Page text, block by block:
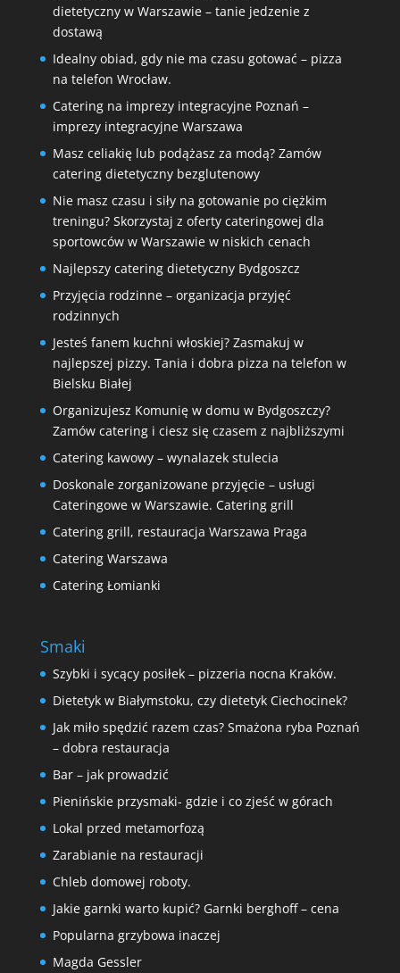
dietetyczny w Warszawie – tanie jedzenie z
dostawą
Idealny obiad, gdy nie ma czasu gotować – pizza
na telefon Wrocław.
Catering na imprezy integracyjne Poznań –
imprezy integracyjne Warszawa
Masz celiakię lub podążasz za modą? Zamów
catering dietetyczny bezglutenowy
Nie masz czasu i siły na gotowanie po ciężkim
treningu? Skorzystaj z oferty cateringowej dla
sportowców w Warszawie w niskich cenach
Najlepszy catering dietetyczny Bydgoszcz
Przyjęcia rodzinne – organizacja przyjęć
rodzinnych
Jesteś fanem kuchni włoskiej? Zasmakuj w
najlepszej pizzy. Tania i dobra pizza na telefon w
Bielsku Białej
Organizujesz Komunię w domu w Bydgoszczy?
Zamów catering i ciesz się czasem z najbliższymi
Catering kawowy – wynalazek stulecia
Doskonale zorganizowane przyjęcie – usługi
Cateringowe w Warszawie. Catering grill
Catering grill, restauracja Warszawa Praga
Catering Warszawa
Catering Łomianki
Smaki
Szybki i sycący posiłek – pizzeria nocna Kraków.
Dietetyk w Białymstoku, czy dietetyk Ciechocinek?
Jak miło spędzić razem czas? Smażona ryba Poznań
– dobra restauracja
Bar – jak prowadzić
Pienińskie przysmaki- gdzie i co zjeść w górach
Lokal przed metamorfozą
Zarabianie na restauracji
Chleb domowej roboty.
Jakie garnki warto kupić? Garnki berghoff – cena
Popularna grzybowa inaczej
Magda Gessler